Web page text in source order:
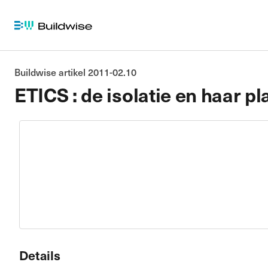
ETICS : de isolatie en haar
Buildwise artikel 2011-02.10
Details